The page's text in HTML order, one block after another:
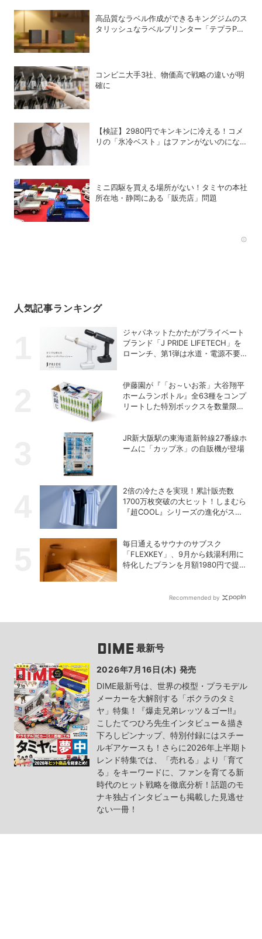
高品質なラベル作成ができるキングジムのス
タリッシュなラベルプリンター「テプラPRO
コンビニ大手3社、物価高で戦略の違いが明
確に
【検証】2980円でキンキンに冷える！コメ
リの「氷冷ベスト」はファンがないのになぜ
ミニ四駆を買える場所がない！タミヤの本社
所在地・静岡にある「販売店」問題
人気記事ランキング
ジャパネットたかたがプライベート
ブランド「J PRIDE LIFETECH」を
ローンチ、第1弾は水道・電源不要
伊藤園が『「お～いお茶」大谷翔平
ホームランボトル』全63種をコンプ
リートした特別ボックスを数量限定
JR新大阪駅の東海道新幹線27番線ホ
ームに「カップ氷」の自販機が登場
2倍の冷たさを実現！累計販売数
1700万枚突破の大ヒット！しまむら
『超COOL』シリーズの進化がスゴ
毎日通えるサウナのサブスク
「FLEXKEY」、9月から銭湯利用に
特化したプランを月額1980円で提供
Recommended by
最新号
2026年7月16日(木) 発売
DIME最新号は、世界の模型・プラモデル
メーカーを大解剖する「ボクラのタミ
ヤ」特集！『爆走兄弟レッツ＆ゴー!!』
こしたてつひろ先生インタビュー＆描き
下ろしピンナップ、特別付録にはスチー
ルギアケースも！さらに2026年上半期ト
レンド特集では、「売れる」より「育て
る」をキーワードに、ファンを育てる新
時代のヒット戦略を徹底分析！話題のモ
ナキ独占インタビューも掲載した見逃せ
ない一冊！